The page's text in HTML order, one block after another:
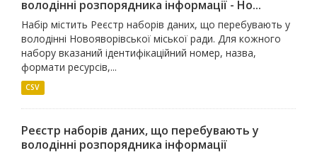
володінні розпорядника інформації - Но...
Набір містить Реєстр наборів даних, що перебувають у
володінні Новояворівської міської ради. Для кожного
набору вказаний ідентифікаційний номер, назва,
формати ресурсів,...
CSV
Реєстр наборів даних, що перебувають у
володінні розпорядника інформації